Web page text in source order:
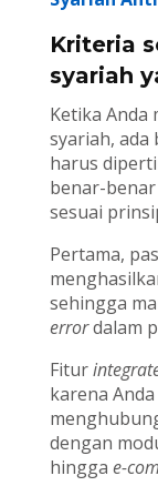
Kriteria
syariah
Ketika Anda
syariah,
harus
benar-
sesuai
Pertama,
sehingga
errordalam
Fitur
karena
dengan
hingga e-